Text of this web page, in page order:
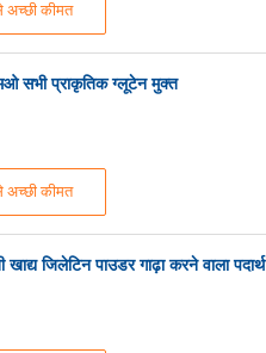
कीमत
सभी प्राकृतिक ग्लूटेन मुक्त
कीमत
खाद्य जिलेटिन पाउडर गाढ़ा करने वाला पदार्थ